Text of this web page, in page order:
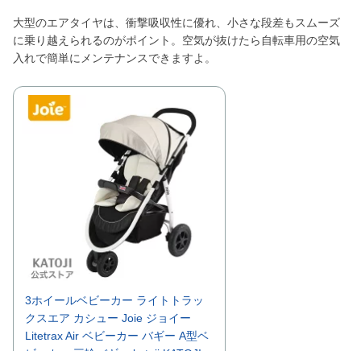
大型のエアタイヤは、衝撃吸収性に優れ、小さな段差もスムーズ
に乗り越えられるのがポイント。空気が抜けたら自転車用の空気
入れで簡単にメンテナンスできますよ。
3ホイールベビーカー ライトトラッ
クスエア カシュー Joie ジョイー
Litetrax Air ベビーカー バギー A型ベ